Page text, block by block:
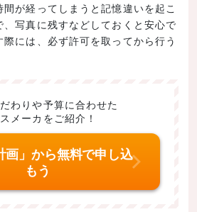
が経ってしまうと記憶違いを起こ
写真に残すなどしておくと安心で
には、必ず許可を取ってから行う
わりや予算に合わせた
メーカをご紹介！
画」から無料で申し込
もう